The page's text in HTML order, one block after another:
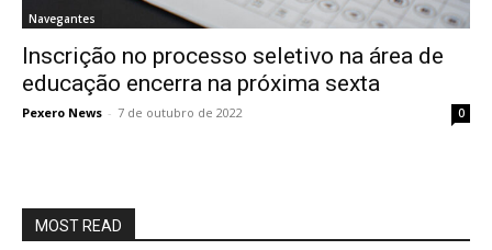
Navegantes
Inscrição no processo seletivo na área de
educação encerra na próxima sexta
Pexero News - 7 de outubro de 2022 0
MOST READ